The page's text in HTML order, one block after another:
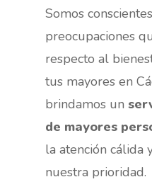
Somos
preocupaciones
respecto al
tus mayores en
brindamos un
de mayores
la atención cálida
nuestra prioridad.